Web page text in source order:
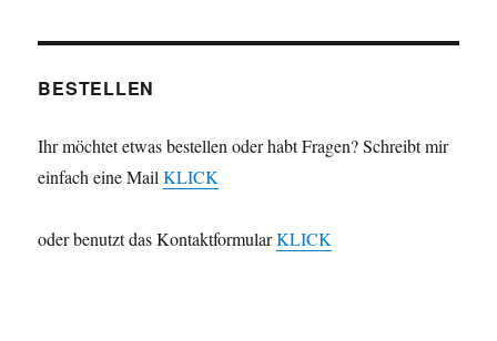
BESTELLEN
Ihr möchtet etwas bestellen oder habt Fragen? Schreibt mir
einfach eine MailKLICK
oder benutzt das KontaktformularKLICK